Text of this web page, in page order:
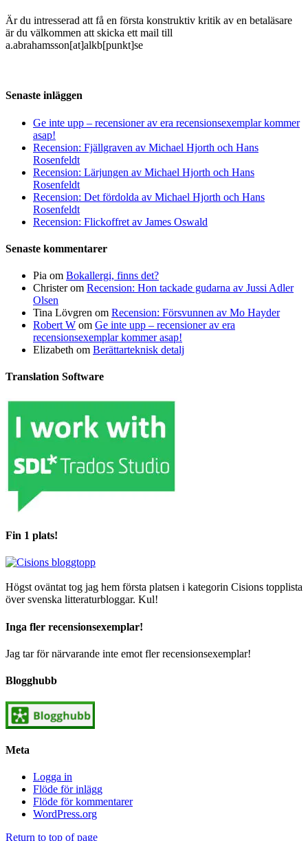
Är du intresserad att få en första konstruktiv kritik av en betaläsare
är du välkommen att skicka ett mail till
a.abrahamsson[at]alkb[punkt]se
Senaste inläggen
Ge inte upp – recensioner av era recensionsexemplar kommer
asap!
Recension: Fjällgraven av Michael Hjorth och Hans
Rosenfeldt
Recension: Lärjungen av Michael Hjorth och Hans
Rosenfeldt
Recension: Det fördolda av Michael Hjorth och Hans
Rosenfeldt
Recension: Flickoffret av James Oswald
Senaste kommentarer
Pia om Bokallergi, finns det?
Christerom Recension: Hon tackade gudarna av Jussi Adler
Olsen
Tina Lövgren om Recension: Försvunnen av Mo Hayder
Robert W om Ge inte upp – recensioner av era
recensionsexemplar kommer asap!
Elizabeth om Berättarteknisk detalj
Translation Software
Fin 1 plats!
Högst oväntat tog jag hem första platsen i kategorin Cisions topplista
över svenska litteraturbloggar. Kul!
Inga fler recensionsexemplar!
Jag tar för närvarande inte emot fler recensionsexemplar!
Blogghubb
Meta
Logga in
Flöde för inlägg
Flöde för kommentarer
WordPress.org
Return to top of page